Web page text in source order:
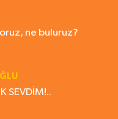
ne buluruz?
SEVDİM!..